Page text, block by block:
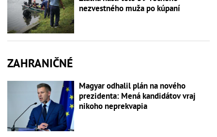
nezvestného muža po kúpaní
ZAHRANIČNÉ
Magyar odhalil plán na nového
prezidenta: Mená kandidátov vraj
nikoho neprekvapia